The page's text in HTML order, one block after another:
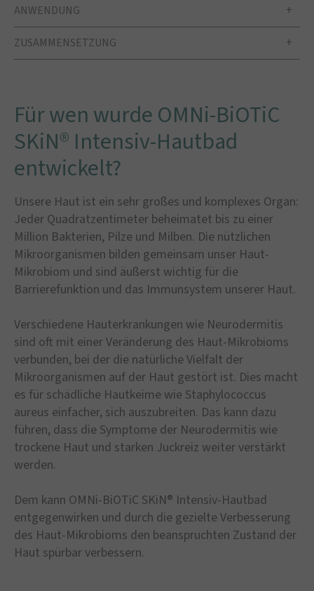
ANWENDUNG
ZUSAMMENSETZUNG
Für wen wurde OMNi-BiOTiC
SKiN® Intensiv-Hautbad
entwickelt?
Unsere Haut ist ein sehr großes und komplexes Organ:
Jeder Quadratzentimeter beheimatet bis zu einer
Million Bakterien, Pilze und Milben. Die nützlichen
Mikroorganismen bilden gemeinsam unser Haut-
Mikrobiom und sind äußerst wichtig für die
Barrierefunktion und das Immunsystem unserer Haut.
Verschiedene Hauterkrankungen wie Neurodermitis
sind oft mit einer Veränderung des Haut-Mikrobioms
verbunden, bei der die natürliche Vielfalt der
Mikroorganismen auf der Haut gestört ist. Dies macht
es für schädliche Hautkeime wie Staphylococcus
aureus einfacher, sich auszubreiten. Das kann dazu
führen, dass die Symptome der Neurodermitis wie
trockene Haut und starken Juckreiz weiter verstärkt
werden.
Dem kann OMNi-BiOTiC SKiN® Intensiv-Hautbad
entgegenwirken und durch die gezielte Verbesserung
des Haut-Mikrobioms den beanspruchten Zustand der
Haut spürbar verbessern.